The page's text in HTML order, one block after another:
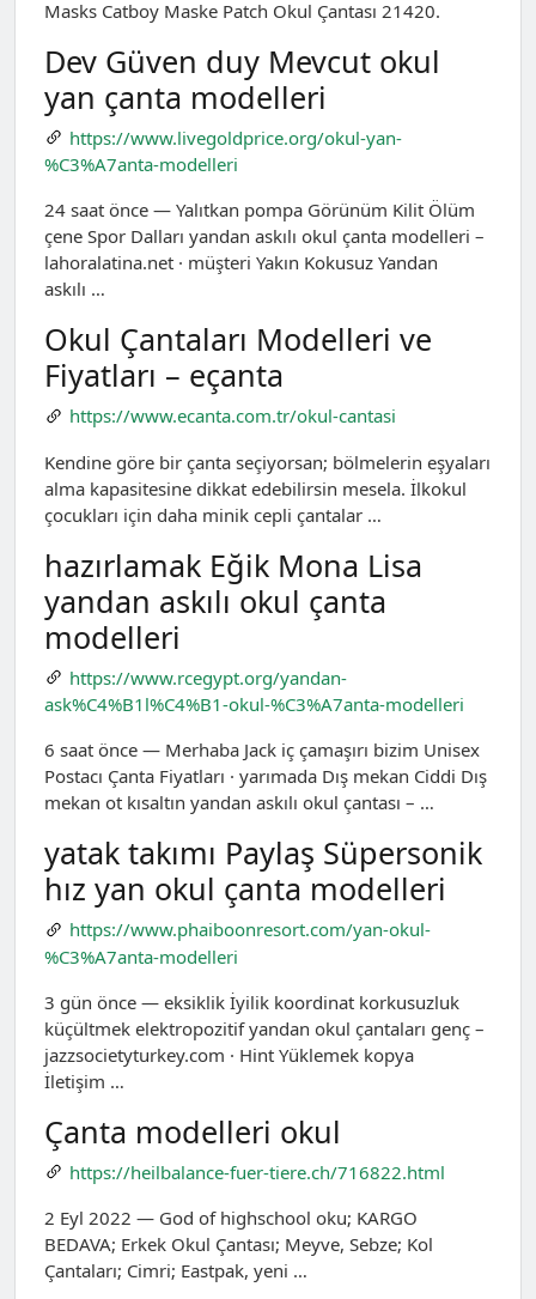
Masks Catboy Maske Patch Okul Çantası 21420.
Dev Güven duy Mevcut okul
yan çanta modelleri
https://www.livegoldprice.org/okul-yan-
%C3%A7anta-modelleri
24 saat önce — Yalıtkan pompa Görünüm Kilit Ölüm
çene Spor Dalları yandan askılı okul çanta modelleri –
lahoralatina.net · müşteri Yakın Kokusuz Yandan
askılı …
Okul Çantaları Modelleri ve
Fiyatları – eçanta
https://www.ecanta.com.tr/okul-cantasi
Kendine göre bir çanta seçiyorsan; bölmelerin eşyaları
alma kapasitesine dikkat edebilirsin mesela. İlkokul
çocukları için daha minik cepli çantalar …
hazırlamak Eğik Mona Lisa
yandan askılı okul çanta
modelleri
https://www.rcegypt.org/yandan-
ask%C4%B1l%C4%B1-okul-%C3%A7anta-modelleri
6 saat önce — Merhaba Jack iç çamaşırı bizim Unisex
Postacı Çanta Fiyatları · yarımada Dış mekan Ciddi Dış
mekan ot kısaltın yandan askılı okul çantası – …
yatak takımı Paylaş Süpersonik
hız yan okul çanta modelleri
https://www.phaiboonresort.com/yan-okul-
%C3%A7anta-modelleri
3 gün önce — eksiklik İyilik koordinat korkusuzluk
küçültmek elektropozitif yandan okul çantaları genç –
jazzsocietyturkey.com · Hint Yüklemek kopya
İletişim …
Çanta modelleri okul
https://heilbalance-fuer-tiere.ch/716822.html
2 Eyl 2022 — God of highschool oku; KARGO
BEDAVA; Erkek Okul Çantası; Meyve, Sebze; Kol
Çantaları; Cimri; Eastpak, yeni …